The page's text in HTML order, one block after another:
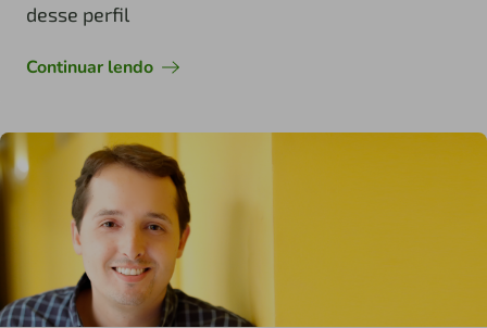
desse perfil
Continuar lendo